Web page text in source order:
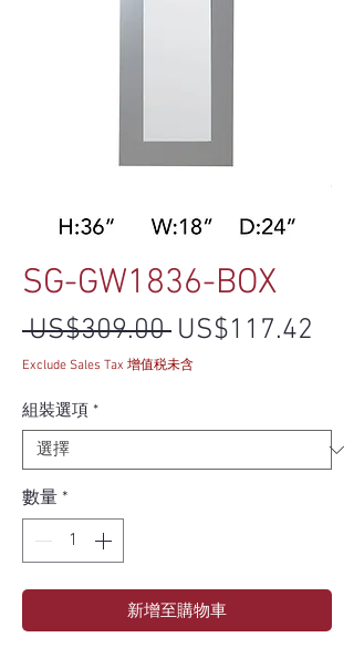
SG-GW1836-BOX
US$309.00 一般價格
US$117.42
Exclude Sales Tax 增值税未含
組裝選項 *
數量 *
新增至購物車